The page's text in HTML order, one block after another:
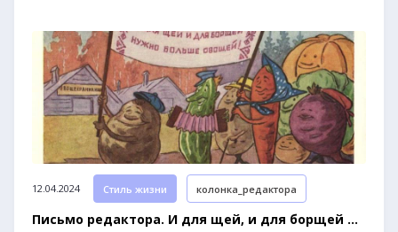
12.04.2024 Стиль жизни колонка_редактора
Письмо редактора. И для щей, и для борщей ...